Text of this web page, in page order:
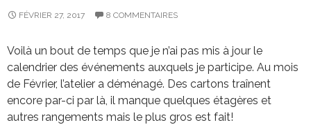
FÉVRIER 27, 2017 8 COMMENTAIRES
Voilà un bout de temps que je n’ai pas mis à jour le
calendrier des événements auxquels je participe. Au mois
de Février, l’atelier a déménagé. Des cartons traînent
encore par-ci par là, il manque quelques étagères et
autres rangements mais le plus gros est fait!